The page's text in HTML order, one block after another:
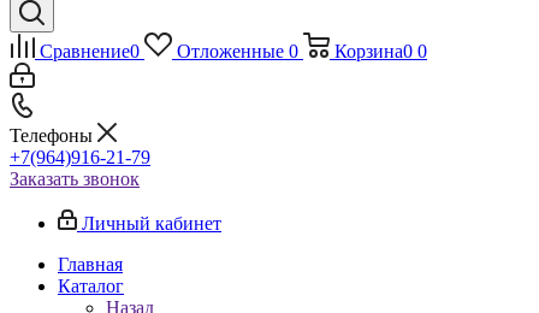
Сравнение0 Отложенные 0 Корзина0 0
Телефоны
+7(964)916-21-79
Заказать звонок
Личный кабинет
Главная
Каталог
Назад